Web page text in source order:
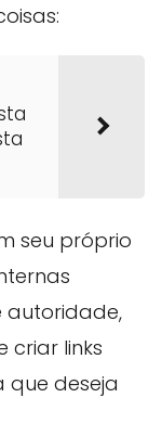
seu próprio
autoridade,
criar links
deseja